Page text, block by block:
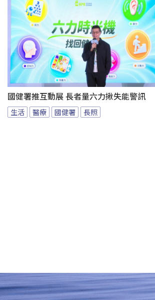
國健署推互動展 長者量六力揪失能警訊
生活 醫療 國健署 長照